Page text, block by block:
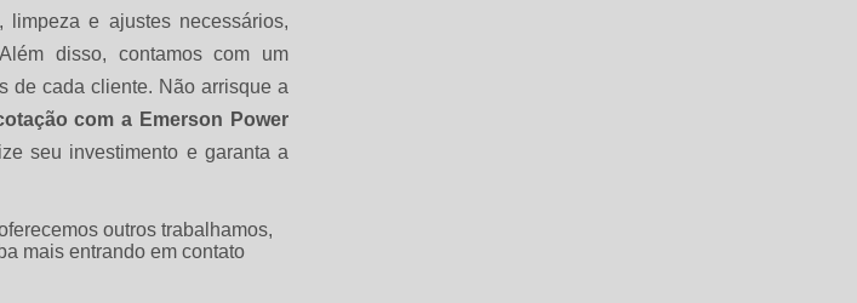
limpeza e ajustes necessários,
disso, contamos com um
de cada cliente. Não arrisque a
com a Emerson Power
seu investimento e garanta a
outros trabalhamos,
mais entrando em contato